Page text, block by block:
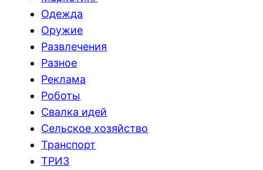
Одежда
Оружие
Развлечения
Разное
Реклама
Роботы
Свалка идей
Сельское хозяйство
Транспорт
ТРИЗ